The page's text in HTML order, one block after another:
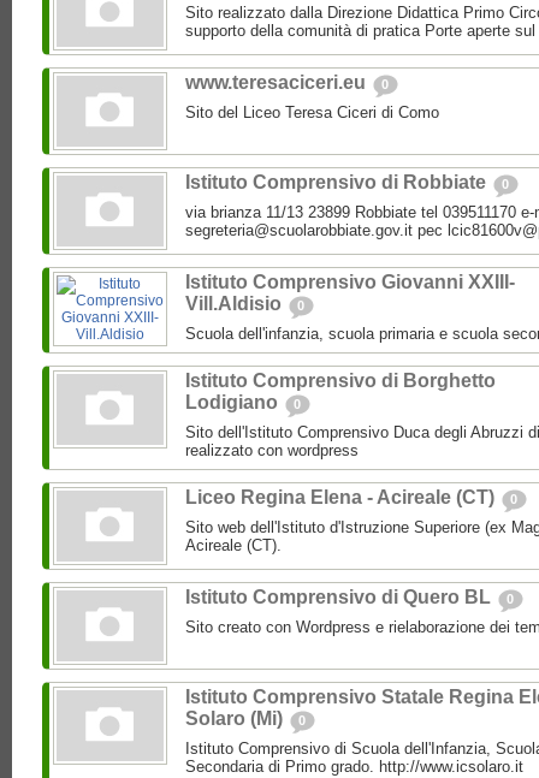
Sito realizzato dalla Direzione Didattica Primo
supporto della comunità di pratica Porte aperte
www.teresaciceri.eu 0
Sito del Liceo Teresa Ciceri di Como
Istituto Comprensivo di Robbiate 0
via brianza 11/13 23899 Robbiate tel 039511170 e-
segreteria@scuolarobbiate.gov.it pec
Istituto Comprensivo Giovanni XXIII-
Vill.Aldisio
0
Scuola dell'infanzia, scuola primaria e scuola
Istituto Comprensivo di Borghetto
Lodigiano
0
Sito dell'Istituto Comprensivo Duca degli Abruzzi
realizzato con wordpress
Liceo Regina Elena - Acireale (CT) 0
Sito web dell'Istituto d'Istruzione Superiore (ex
Acireale (CT).
Istituto Comprensivo di Quero BL 0
Sito creato con Wordpress e rielaborazione dei
Istituto Comprensivo Statale Regina
Solaro (Mi)
0
Istituto Comprensivo di Scuola dell'Infanzia,
Secondaria di Primo grado. http://www.icsolaro.it